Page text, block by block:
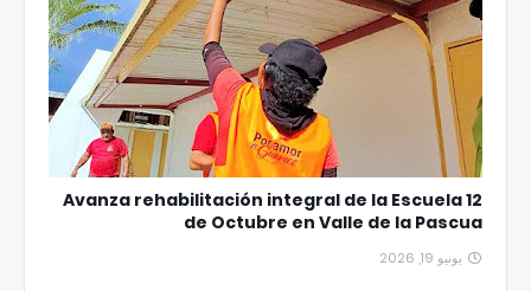
Avanza rehabilitación integral de la Escuela 12
de Octubre en Valle de la Pascua
يونيو 19, 2026